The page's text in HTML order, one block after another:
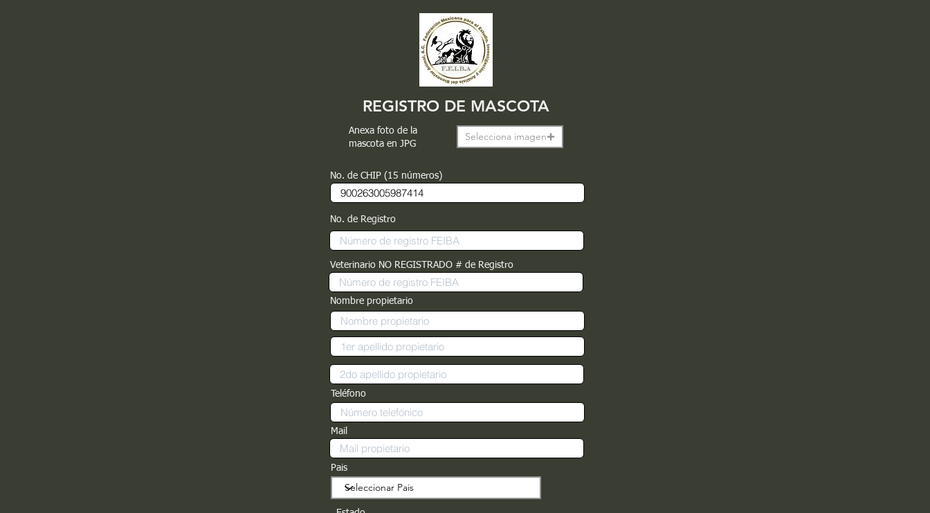
REGISTRO DE MASCOTA
Selecciona imagen
Anexa foto de la
mascota en JPG
No. de CHIP (15 números)
No. de Registro
Veterinario NO REGISTRADO # de Registro
Nombre propietario
Teléfono
Mail
Pais